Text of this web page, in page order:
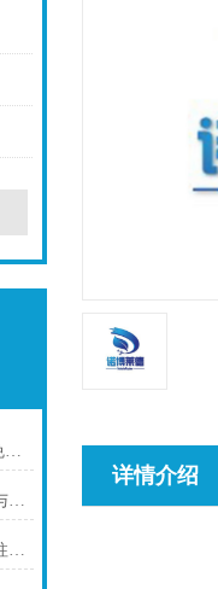
如何根据实验目的选择合适的免疫染色封闭剂
His-Tag蛋白纯化磁珠常见问题与解决方案
His-Tag蛋白纯化磁珠与传统过柱层析纯化方式
详情介绍